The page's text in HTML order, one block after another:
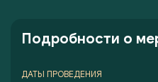
Подробности о
ДАТЫ ПРОВЕДЕНИЯ